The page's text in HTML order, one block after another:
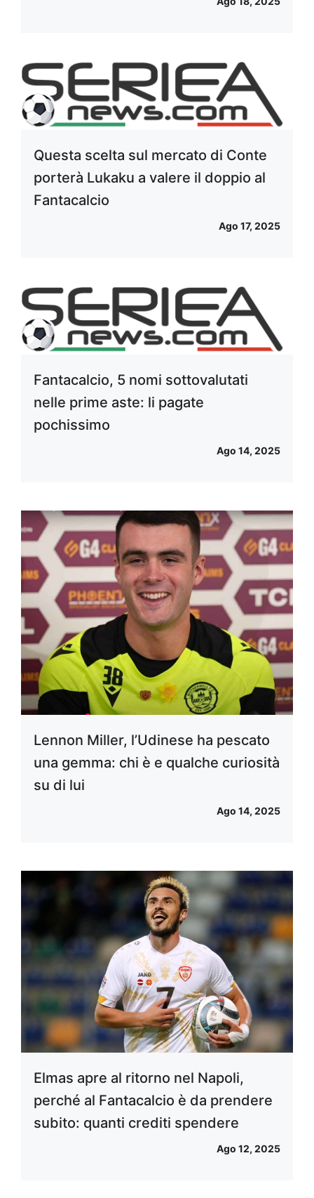
Questa scelta sul mercato di Conte
porterà Lukaku a valere il doppio al
Fantacalcio
Ago 17, 2025
Fantacalcio, 5 nomi sottovalutati
nelle prime aste: li pagate
pochissimo
Ago 14, 2025
Lennon Miller, l’Udinese ha pescato
una gemma: chi è e qualche curiosità
su di lui
Ago 14, 2025
Elmas apre al ritorno nel Napoli,
perché al Fantacalcio è da prendere
subito: quanti crediti spendere
Ago 12, 2025